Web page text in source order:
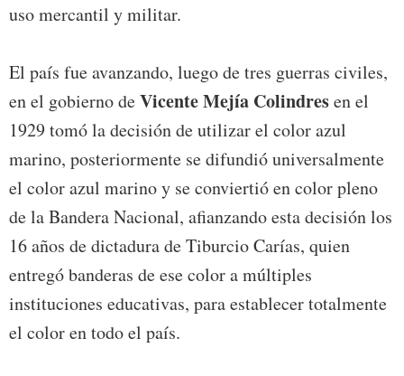
uso mercantil y militar.
El país fue avanzando, luego de tres guerras civiles,
en el gobierno deVicente Mejía Colindresen el
1929 tomó la decisión de utilizar el color azul
marino, posteriormente se difundió universalmente
el color azul marino y se conviertió en color pleno
de la Bandera Nacional, afianzando esta decisión los
16 años de dictadura de Tiburcio Carías, quien
entregó banderas de ese color a múltiples
instituciones educativas, para establecer totalmente
el color en todo el país.